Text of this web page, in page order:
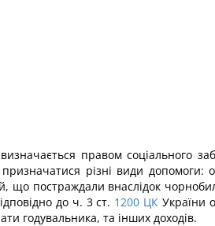
правом соціального
різні види
що постраждали внаслідок
до ч. 3 ст. 1200 ЦК України
годувальника, та інших доходів.